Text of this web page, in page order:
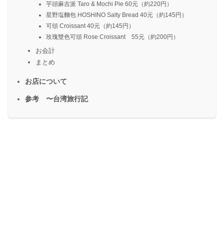
芋頭麻吉派 Taro & Mochi Pie 60元（約220円）
星野塩麵包 HOSHINO Salty Bread 40元（約145円）
可頌 Croissant 40元（約145円）
玫瑰雙色可頌 Rose Croissant 55元（約200円）
お会計
まとめ
お店について
参考 〜台湾旅行記